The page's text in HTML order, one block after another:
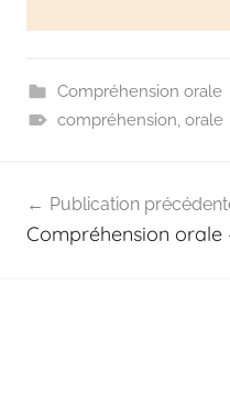
Compréhension orale
compréhension, orale
Publication
Compréhension orale